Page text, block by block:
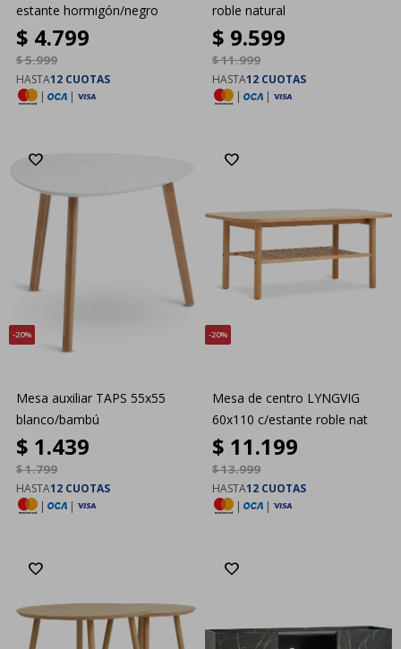
estante hormigón/negro
$ 4.799
$5.999
HASTA12 CUOTAS
|
|
roble natural
$ 9.599
$11.999
HASTA12 CUOTAS
|
|
20
Mesa auxiliar TAPS 55x55
blanco/bambú
$ 1.439
$1.799
HASTA12 CUOTAS
|
|
20
Mesa de centro LYNGVIG
60x110 c/estante roble nat
$ 11.199
$13.999
HASTA12 CUOTAS
|
|